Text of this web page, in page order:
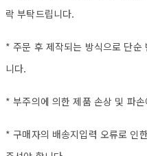
락 부탁드립니다.
* 주문 후 제작되는 방식으로 단순
니다.
* 부주의에 의한 제품 손상 및 파
* 구매자의 배송지입력 오류로 인